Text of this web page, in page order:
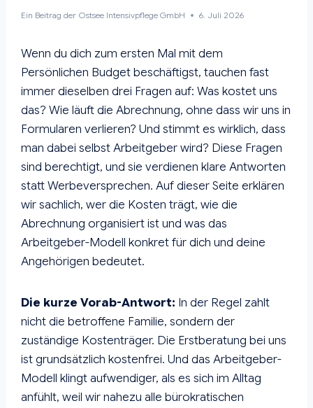
Ein Beitrag der Ostsee Intensivpflege GmbH 6. Juli 2026
Wenn du dich zum ersten Mal mit dem
Persönlichen Budget beschäftigst, tauchen fast
immer dieselben drei Fragen auf: Was kostet uns
das? Wie läuft die Abrechnung, ohne dass wir uns in
Formularen verlieren? Und stimmt es wirklich, dass
man dabei selbst Arbeitgeber wird? Diese Fragen
sind berechtigt, und sie verdienen klare Antworten
statt Werbeversprechen. Auf dieser Seite erklären
wir sachlich, wer die Kosten trägt, wie die
Abrechnung organisiert ist und was das
Arbeitgeber-Modell konkret für dich und deine
Angehörigen bedeutet.
Die kurze Vorab-Antwort: In der Regel zahlt
nicht die betroffene Familie, sondern der
zuständige Kostenträger. Die Erstberatung bei uns
ist grundsätzlich kostenfrei. Und das Arbeitgeber-
Modell klingt aufwendiger, als es sich im Alltag
anfühlt, weil wir nahezu alle bürokratischen